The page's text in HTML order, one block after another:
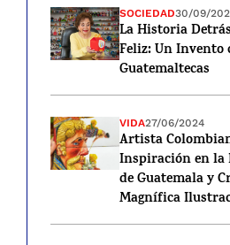
SOCIEDAD30/09/
La Historia
Feliz: Un Invento
Guatemaltecas
VIDA27/06/2024
Artista
Inspiración en la
de Guatemala y
Magnífica